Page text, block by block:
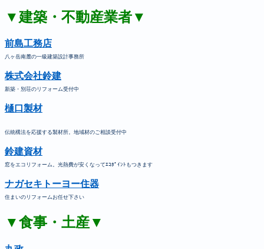
▼建築・不動産業者▼
前島工務店
八ヶ岳南麓の一級建築設計事務所
株式会社鈴建
新築・別荘のリフォーム受付中
樋口製材
伝統構法を応援する製材所。地域材のご相談受付中
鈴建資材
窓をエコリフォーム。光熱費が安くなってｴｺﾎﾟｲﾝﾄもつきます
ナガセキトーヨー住器
住まいのリフォームお任せ下さい
▼食事・土産▼